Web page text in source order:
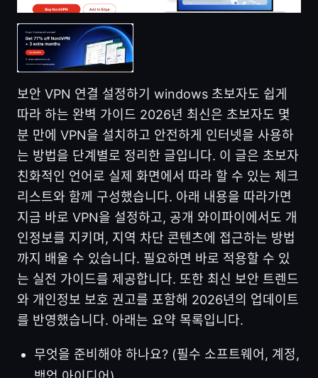
보안 VPN 연결 설정하기 windows 초보자도 쉽게
따라 하는 완벽 가이드 2026년 최신은 초보자도 몇
분 만에 VPN을 설치하고 안전하게 인터넷을 사용하
는 방법을 단계별로 정리한 글입니다. 이 글은 초보자
친화적인 언어로 실제 화면에서 따라 할 수 있는 체크
리스트와 함께 구성했습니다. 아래 내용을 따라가면
지금 바로 VPN을 설정하고, 공개 와이파이에서도 개
인정보를 지키며, 지역 차단 콘텐츠에 접근하는 방법
까지 배울 수 있습니다. 필요하면 바로 적용할 수 있
는 실전 가이드를 제공합니다. 또한 최신 보안 트렌드
와 개인정보 보호 권고를 포함해 2026년의 업데이트
를 반영했습니다. 아래는 요약 목록입니다.
무엇을 준비해야 하나요? (필수 소프트웨어, 계정,